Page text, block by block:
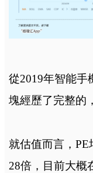
從2019年智能手
塊經歷了完整的
就估值而言，PE
28倍，目前大概